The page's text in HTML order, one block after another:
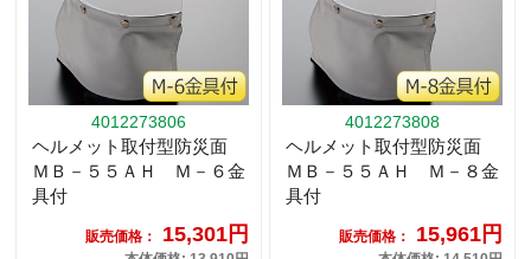
4012273806
ヘルメット取付型防災面
ＭＢ－５５ＡＨ Ｍ－６金
具付
販売価格： 15,301円
4012273808
ヘルメット取付型防災面
ＭＢ－５５ＡＨ Ｍ－８金
具付
販売価格： 15,961円